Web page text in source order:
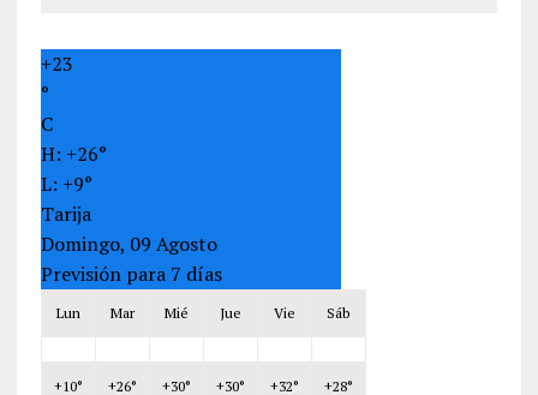
+23
°
C
H: +26°
L: +9°
Tarija
Domingo, 09 Agosto
Previsión para 7 días
Lun Mar Mié Jue Vie Sáb
+10° +26° +30° +30° +32° +28°